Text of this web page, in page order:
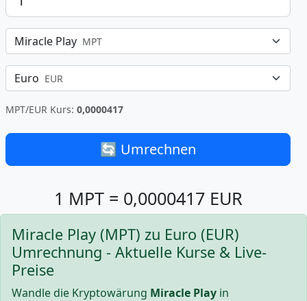
Miracle Play MPT
Euro EUR
MPT/EUR Kurs: 0,0000417
🔄 Umrechnen
1 MPT = 0,0000417 EUR
Miracle Play (MPT) zu Euro (EUR)
Umrechnung - Aktuelle Kurse & Live-
Preise
Wandle die Kryptowärung Miracle Play in